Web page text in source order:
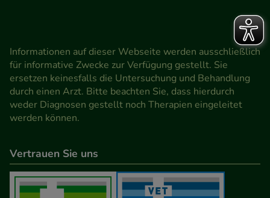
Informationen auf dieser Webseite werden ausschließlich
für informative Zwecke zur Verfügung gestellt. Sie
ersetzen keinesfalls die Untersuchung und Behandlung
durch einen Arzt. Bitte beachten Sie, dass hierdurch
weder Diagnosen gestellt noch Therapien eingeleitet
werden können.
Vertrauen Sie uns